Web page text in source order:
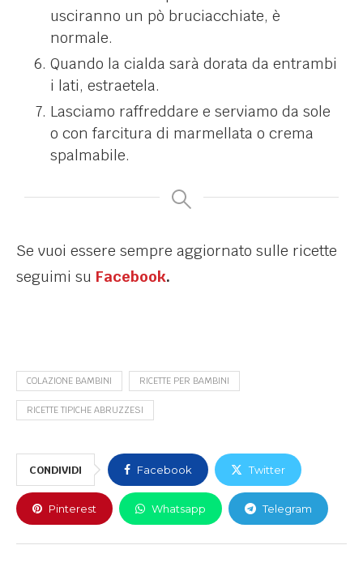
usciranno un pò bruciacchiate, è
normale.
Quando la cialda sarà dorata da entrambi
i lati, estraetela.
Lasciamo raffreddare e serviamo da sole
o con farcitura di marmellata o crema
spalmabile.
Se vuoi essere sempre aggiornato sulle ricette
seguimi su Facebook.
COLAZIONE BAMBINI RICETTE PER BAMBINI
RICETTE TIPICHE ABRUZZESI
CONDIVIDI Facebook Twitter
Pinterest Whatsapp Telegram